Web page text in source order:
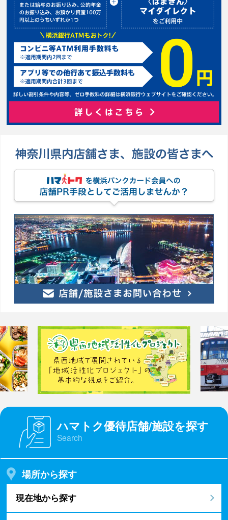
ハマトク優待店舗/施設を探す
Search
場所から探す
現在地から探す